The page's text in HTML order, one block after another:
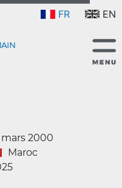
FR EN
mars 2000
Maroc